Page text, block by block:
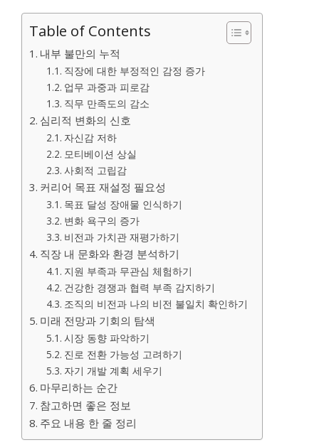
Table of Contents
내부 불만의 누적
직장에 대한 부정적인 감정 증가
업무 과중과 피로감
직무 만족도의 감소
심리적 변화의 신호
자신감 저하
모티베이션 상실
사회적 고립감
커리어 목표 재설정 필요성
목표 달성 장애물 인식하기
변화 욕구의 증가
비전과 가치관 재평가하기
직장 내 문화와 환경 분석하기
지원 부족과 무관심 체험하기
건강한 경쟁과 협력 부족 감지하기
조직의 비전과 나의 비전 불일치 확인하기
미래 전망과 기회의 탐색
시장 동향 파악하기
진로 전환 가능성 고려하기
자기 개발 계획 세우기
마무리하는 순간
참고하면 좋은 정보
주요 내용 한 줄 정리